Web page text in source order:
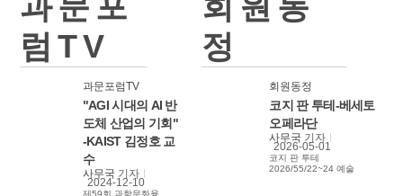
럼TV
과문포럼TV
"AGI 시대의 AI 반
도체 산업의 기회"
-KAIST 김정호 교
수
사무국 기자
2024-12-10
제59회 과학문화융
정
회원동정
코지 판 투테-베세토
오페라단
사무국 기자
2026-05-01
코지 판 투테
2026/55/22~24 예술